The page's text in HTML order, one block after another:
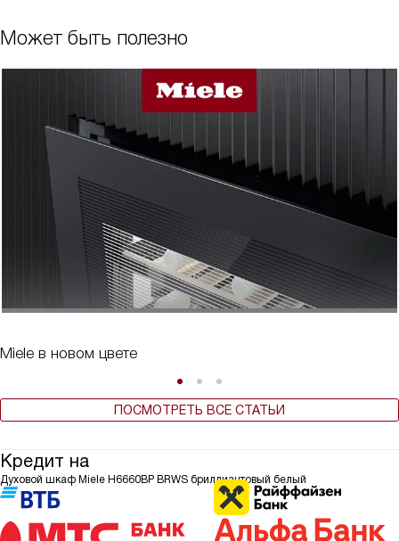
Может быть полезно
Miele в новом цвете
ПОСМОТРЕТЬ ВСЕ СТАТЬИ
Кредит на
Духовой шкаф Miele H6660BP BRWS бриллиантовый белый